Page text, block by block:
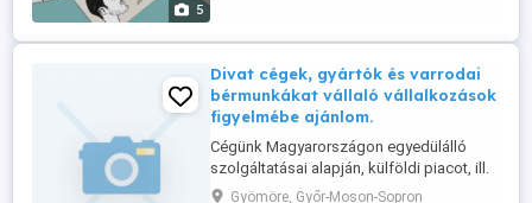
5
Divat cégek, gyártók és varrodai
bérmunkákat vállaló vállalkozások
figyelmébe ajánlom.
Cégünk Magyarországon egyedülálló
szolgáltatásai alapján, külföldi piacot, ill.
tevékenysége alapján megjelenést,
Gyömöre, Győr-Moson-Sopron